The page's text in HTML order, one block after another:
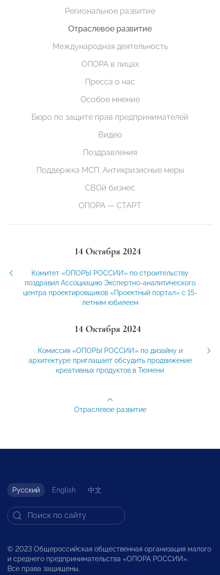
Региональное развитие
Отраслевое развитие
Международная деятельность
ОПОРА в лицах
Пресса о нас
Особое мнение
Бюро по защите прав предпринимателей
Видео
Поздравления
Поддержка МСП. Антикризисные меры
СВОй бизнес
ОПОРА — СТАРТ
14 Октября 2024
Комитет «ОПОРЫ РОССИИ» по строительству
поздравил Ассоциацию Экспертно-аналитического
центра проектировщиков «Проектный портал» с 15-
летним юбилеем
14 Октября 2024
Комиссия «ОПОРЫ РОССИИ» по дизайну и
архитектуре приглашает обсудить продвижение
креативных продуктов в Тюмени
Отраслевое развитие
Русский English 中文
© 2023 Общероссийская общественная организация малого
и среднего предпринимательства «ОПОРА РОССИИ».
Все права защищены.